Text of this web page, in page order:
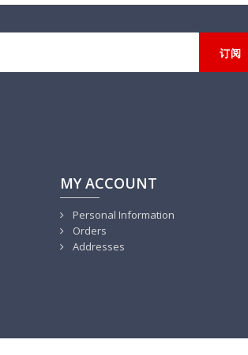
MY ACCOUNT
Personal Information
Orders
Addresses